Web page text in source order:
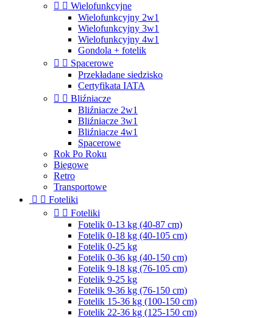
  Wielofunkcyjne
Wielofunkcyjny 2w1
Wielofunkcyjny 3w1
Wielofunkcyjny 4w1
Gondola + fotelik
  Spacerowe
Przekładane siedzisko
Certyfikata IATA
  Bliźniacze
Bliźniacze 2w1
Bliźniacze 3w1
Bliźniacze 4w1
Spacerowe
Rok Po Roku
Biegowe
Retro
Transportowe
  Foteliki
  Foteliki
Fotelik 0-13 kg (40-87 cm)
Fotelik 0-18 kg (40-105 cm)
Fotelik 0-25 kg
Fotelik 0-36 kg (40-150 cm)
Fotelik 9-18 kg (76-105 cm)
Fotelik 9-25 kg
Fotelik 9-36 kg (76-150 cm)
Fotelik 15-36 kg (100-150 cm)
Fotelik 22-36 kg (125-150 cm)